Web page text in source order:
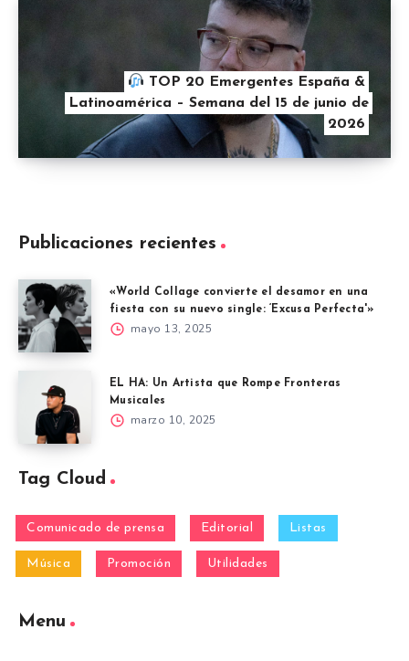
TOP 20 Emergentes España &
Latinoamérica – Semana del 15 de junio de
2026
Publicaciones recientes
«World Collage convierte el desamor en una
fiesta con su nuevo single: ‘Excusa Perfecta'»
mayo 13, 2025
EL HA: Un Artista que Rompe Fronteras
Musicales
marzo 10, 2025
Tag Cloud
Comunicado de prensa Editorial Listas
Música Promoción Utilidades
Menu